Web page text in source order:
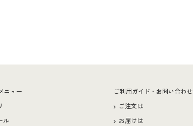
ニュー
ル
ご利用ガイド・お問い合わせ
ご注文は
お届けは